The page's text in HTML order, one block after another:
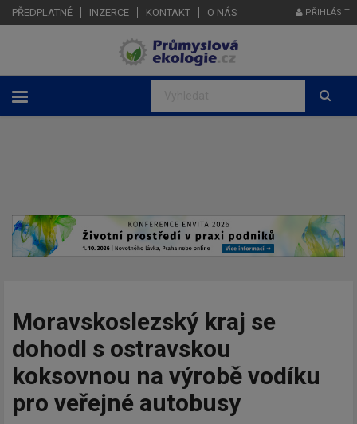
PŘEDPLATNÉ INZERCE KONTAKT O NÁS PŘIHLÁSIT
Moravskoslezský kraj se
dohodl s ostravskou
koksovnou na výrobě vodíku
pro veřejné autobusy